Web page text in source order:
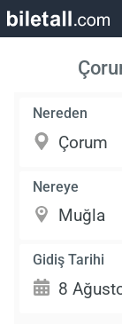
Nereden
Nereye
Gidiş Tarihi